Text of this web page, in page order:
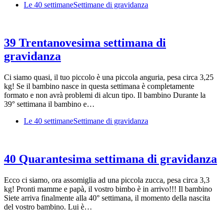
Le 40 settimaneSettimane di gravidanza
39 Trentanovesima settimana di
gravidanza
Ci siamo quasi, il tuo piccolo è una piccola anguria, pesa circa 3,25
kg! Se il bambino nasce in questa settimana è completamente
formato e non avrà problemi di alcun tipo. Il bambino Durante la
39° settimana il bambino e…
Le 40 settimaneSettimane di gravidanza
40 Quarantesima settimana di gravidanza
Ecco ci siamo, ora assomiglia ad una piccola zucca, pesa circa 3,3
kg! Pronti mamme e papà, il vostro bimbo è in arrivo!!! Il bambino
Siete arriva finalmente alla 40° settimana, il momento della nascita
del vostro bambino. Lui è…